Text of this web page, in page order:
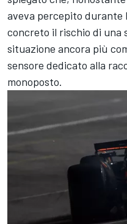
aveva percepito durante
concreto il rischio di una
situazione ancora più
sensore dedicato alla
monoposto.